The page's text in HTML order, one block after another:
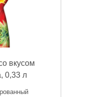
вкусом
0,33 л